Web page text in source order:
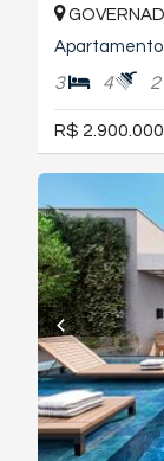
Apartamento
3 4 2
R$